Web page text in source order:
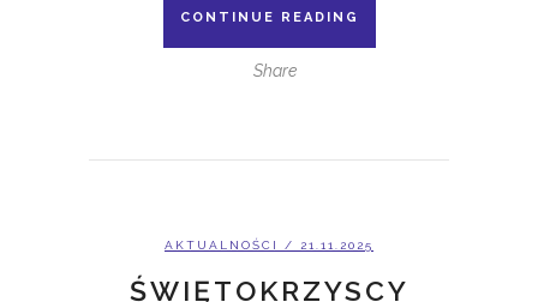
CONTINUE READING
Share
AKTUALNOŚCI / 21.11.2025
ŚWIĘTOKRZYSCY